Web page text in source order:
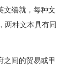
缮就，每种文
两种文本具有同
间的贸易或甲